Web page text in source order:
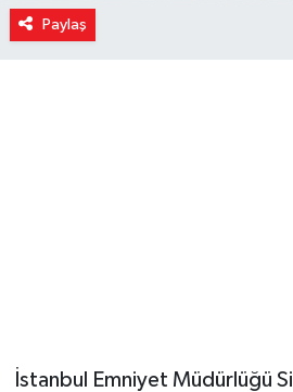
Paylaş
İstanbul Emniyet Müdürlüğü